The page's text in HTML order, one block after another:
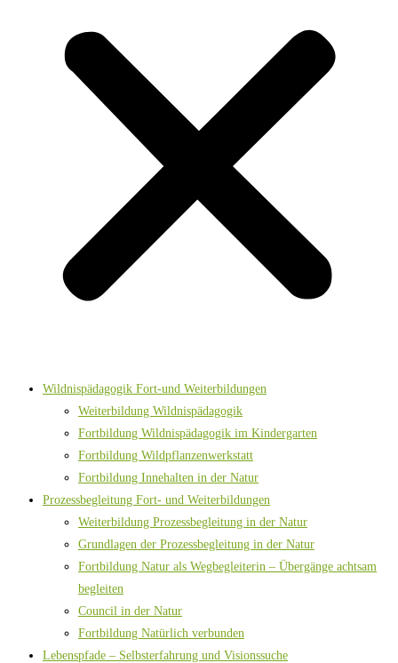
Wildnispädagogik Fort-und Weiterbildungen
Weiterbildung Wildnispädagogik
Fortbildung Wildnispädagogik im Kindergarten
Fortbildung Wildpflanzenwerkstatt
Fortbildung Innehalten in der Natur
Prozessbegleitung Fort- und Weiterbildungen
Weiterbildung Prozessbegleitung in der Natur
Grundlagen der Prozessbegleitung in der Natur
Fortbildung Natur als Wegbegleiterin – Übergänge achtsam
begleiten
Council in der Natur
Fortbildung Natürlich verbunden
Lebenspfade – Selbsterfahrung und Visionssuche